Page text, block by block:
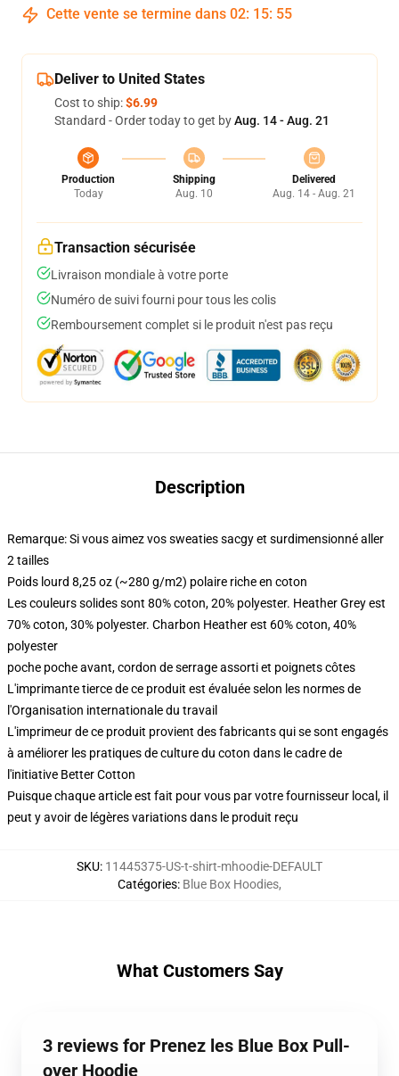
Cette vente se termine dans 02: 15: 54
Deliver to United States
Cost to ship:$6.99
Standard - Order today to get byAug. 14 - Aug. 21
Production
Today
Shipping
Aug. 10
Delivered
Aug. 14 - Aug. 21
Transaction sécurisée
Livraison mondiale à votre porte
Numéro de suivi fourni pour tous les colis
Remboursement complet si le produit n'est pas reçu
Description
Remarque: Si vous aimez vos sweaties sacgy et surdimensionné aller
2 tailles
Poids lourd 8,25 oz (~280 g/m2) polaire riche en coton
Les couleurs solides sont 80% coton, 20% polyester. Heather Grey est
70% coton, 30% polyester. Charbon Heather est 60% coton, 40%
polyester
poche poche avant, cordon de serrage assorti et poignets côtes
L'imprimante tierce de ce produit est évaluée selon les normes de
l'Organisation internationale du travail
L'imprimeur de ce produit provient des fabricants qui se sont engagés
à améliorer les pratiques de culture du coton dans le cadre de
l'initiative Better Cotton
Puisque chaque article est fait pour vous par votre fournisseur local, il
peut y avoir de légères variations dans le produit reçu
SKU: 11445375-US-t-shirt-mhoodie-DEFAULT
Catégories: Blue Box Hoodies,
What Customers Say
3 reviews for Prenez les Blue Box Pull-
over Hoodie